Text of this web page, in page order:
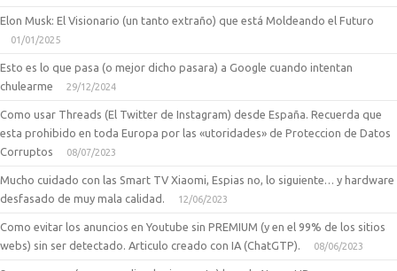
Elon Musk: El Visionario (un tanto extraño) que está Moldeando el Futuro
01/01/2025
Esto es lo que pasa (o mejor dicho pasara) a Google cuando intentan
chulearme
29/12/2024
Como usar Threads (El Twitter de Instagram) desde España. Recuerda que
esta prohibido en toda Europa por las «utoridades» de Proteccion de Datos
Corruptos
08/07/2023
Mucho cuidado con las Smart TV Xiaomi, Espias no, lo siguiente… y hardware
desfasado de muy mala calidad.
12/06/2023
Como evitar los anuncios en Youtube sin PREMIUM (y en el 99% de los sitios
webs) sin ser detectado. Articulo creado con IA (ChatGTP).
08/06/2023